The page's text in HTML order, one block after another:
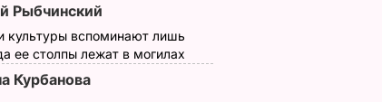
Рыбчинский
культуры вспоминают лишь
ее столпы лежат в могилах
Курбанова